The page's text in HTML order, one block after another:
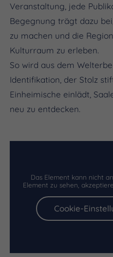
Veranstaltung, jede
Begegnung trägt dazu
zu machen und die
Kulturraum zu erleben.
So wird aus dem
Identifikation, der Stolz
Einheimische einlädt,
neu zu entdecken.
Das Element kann nicht
Element zu sehen,
Cookie-